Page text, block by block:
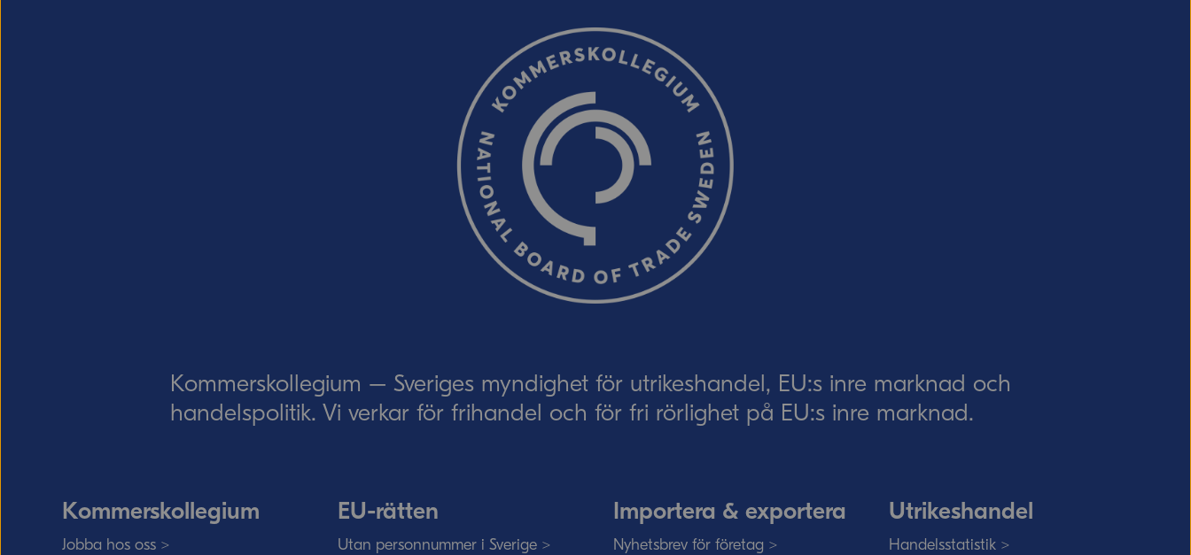
Ordverifiering Uppdatera captcha
Kommerskollegium – Sveriges myndighet för utrikeshandel, EU:s inre marknad och
handelspolitik. Vi verkar för frihandel och för fri rörlighet på EU:s inre marknad.
Kommerskollegium
Jobba hos oss >
EU-rätten
Utan personnummer i Sverige >
Importera & exportera
Nyhetsbrev för företag >
Utrikeshandel
Handelsstatistik >